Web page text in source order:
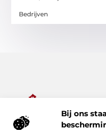
Bij ons
Bedrijven
Alles wat je nodig hebt